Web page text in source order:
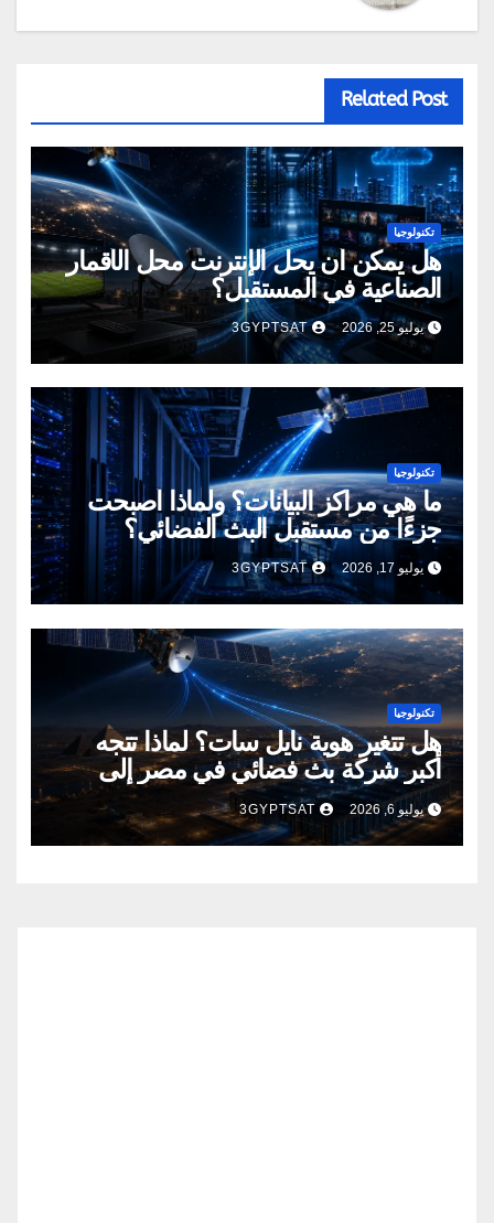
Related Post
تكنولوجيا
هل يمكن أن يحل الإنترنت محل الأقمار
الصناعية في المستقبل؟
يوليو 25, 2026 3GYPTSAT
تكنولوجيا
ما هي مراكز البيانات؟ ولماذا أصبحت
جزءًا من مستقبل البث الفضائي؟
يوليو 17, 2026 3GYPTSAT
تكنولوجيا
هل تتغير هوية نايل سات؟ لماذا تتجه
أكبر شركة بث فضائي في مصر إلى
إنشاء مراكز بيانات؟
يوليو 6, 2026 3GYPTSAT